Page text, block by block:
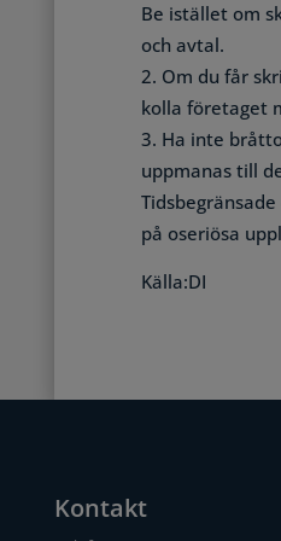
Be istället om
och avtal.
Om du får
kolla företaget
Ha inte
uppmanas till
på oseriösa
Källa:DI
Kontakt